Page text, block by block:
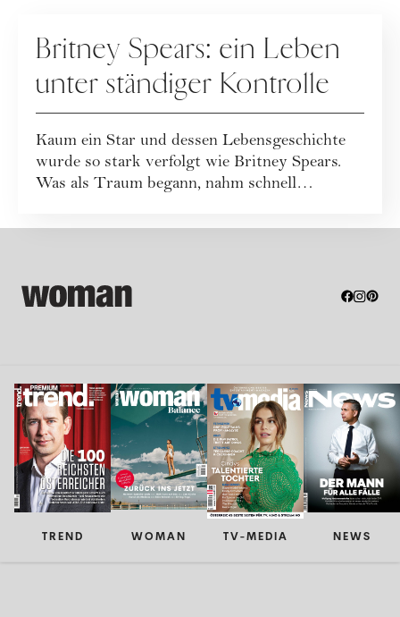
Britney Spears: ein Leben
unter ständiger Kontrolle
Kaum ein Star und dessen Lebensgeschichte
wurde so stark verfolgt wie Britney Spears.
Was als Traum begann, nahm schnell
TREND WOMAN TV-MEDIA NEWS